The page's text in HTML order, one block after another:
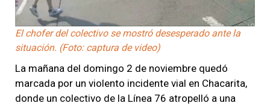
El chofer del colectivo se mostró desesperado ante la
situación. (Foto: captura de video)
La mañana del domingo 2 de noviembre quedó
marcada por un violento incidente vial en Chacarita,
donde un colectivo de la Línea 76 atropelló a una